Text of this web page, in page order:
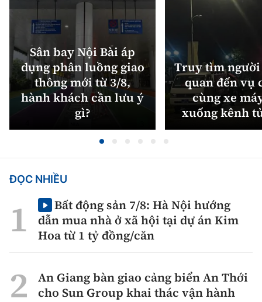
Sân bay Nội Bài áp
dụng phân luồng giao
thông mới từ 3/8,
hành khách cần lưu ý
gì?
Truy tìm
quan đến vụ
cùng xe
xuống kênh
ĐỌC NHIỀU
Bất động sản 7/8: Hà Nội hướng
dẫn mua nhà ở xã hội tại dự án Kim
Hoa từ 1 tỷ đồng/căn
An Giang bàn giao cảng biển An Thới
cho Sun Group khai thác vận hành